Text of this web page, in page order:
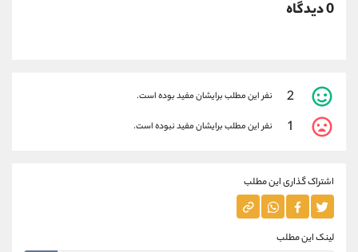
0 دیدگاه
2 نفر این مطلب برایشان مفید بوده است.
1 نفر این مطلب برایشان مفید نبوده است.
اشتراک گذاری این مطلب
لینک این مطلب